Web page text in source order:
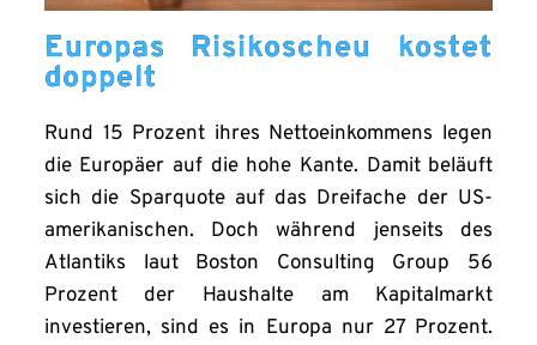
Europas Risikoscheu kostet
doppelt
Rund 15 Prozent ihres Nettoeinkommens legen
die Europäer auf die hohe Kante. Damit beläuft
sich die Sparquote auf das Dreifache der US-
amerikanischen. Doch während jenseits des
Atlantiks laut Boston Consulting Group 56
Prozent der Haushalte am Kapitalmarkt
investieren, sind es in Europa nur 27 Prozent.